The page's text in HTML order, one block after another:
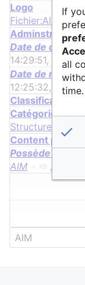
Logo
Fichier:AIM.png
Adminstrative
Date de
14:29:51, 18
Date de
12:25:32, 11
Classification
Catégorie
Structure
Content
Possède une
AIM
,
If
all
time.